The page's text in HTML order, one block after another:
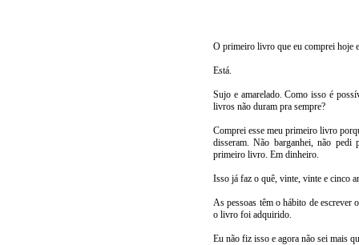
O primeiro livro que eu comprei hoje
Está.
Sujo e amarelado. Como isso é
livros não duram pra sempre?
Comprei esse meu primeiro livro
disseram. Não barganhei, não
primeiro livro. Em dinheiro.
Isso já faz o quê, vinte, vinte e cinco
As pessoas têm o hábito de escrever
o livro foi adquirido.
Eu não fiz isso e agora não sei mais